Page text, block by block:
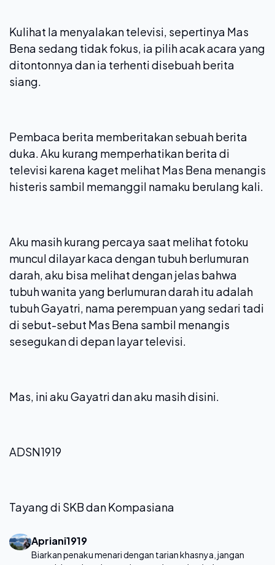
Kulihat Ia menyalakan televisi, sepertinya Mas
Bena sedang tidak fokus, ia pilih acak acara yang
ditontonnya dan ia terhenti disebuah berita
siang.
Pembaca berita memberitakan sebuah berita
duka. Aku kurang memperhatikan berita di
televisi karena kaget melihat Mas Bena menangis
histeris sambil memanggil namaku berulang kali.
Aku masih kurang percaya saat melihat fotoku
muncul dilayar kaca dengan tubuh berlumuran
darah, aku bisa melihat dengan jelas bahwa
tubuh wanita yang berlumuran darah itu adalah
tubuh Gayatri, nama perempuan yang sedari tadi
di sebut-sebut Mas Bena sambil menangis
sesegukan di depan layar televisi.
Mas, ini aku Gayatri dan aku masih disini.
ADSN1919
Tayang di SKB dan Kompasiana
Apriani1919
Biarkan penaku menari dengan tarian khasnya, jangan